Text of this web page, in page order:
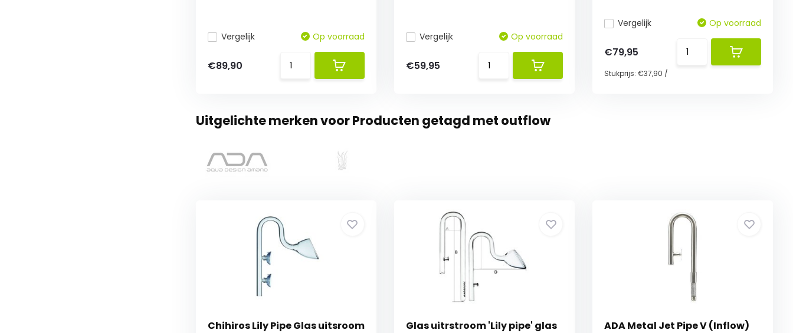
Vergelijk Op voorraad
€89,90
Vergelijk Op voorraad
€59,95
Vergelijk Op voorraad
€79,95
Stukprijs:€37,90 /
Uitgelichte merken voor Producten getagd met outflow
Chihiros Lily Pipe Glas uitsroom
Glas uitrstroom 'Lily pipe' glas
ADA Metal Jet Pipe V (Inflow)